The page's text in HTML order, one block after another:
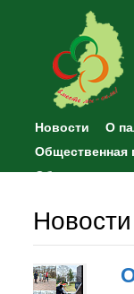
Новости О
Общественная